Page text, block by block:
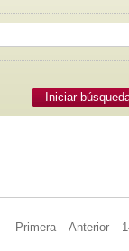
Iniciar
Primera Anterior